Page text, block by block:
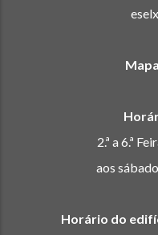
2.ª a 6.ª
aos
Horário do